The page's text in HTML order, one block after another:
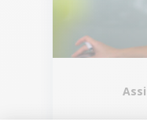
O Centro